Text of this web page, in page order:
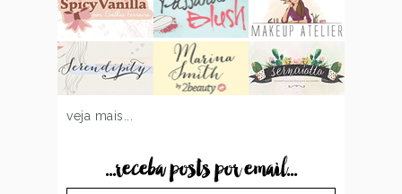
veja mais...
...receba posts por email...